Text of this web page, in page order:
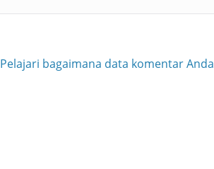
Pelajari bagaimana data komentar Anda